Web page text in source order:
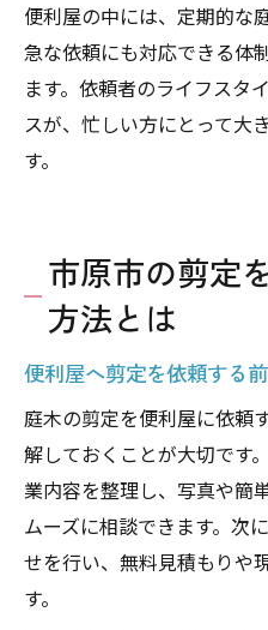
便利屋の中には、定期的な
急な依頼にも対応できる体
ます。依頼者のライフスタ
スが、忙しい方にとって大
す。
市原市の剪定
方法とは
便利屋へ剪定を依頼する
庭木の剪定を便利屋に依頼
解しておくことが大切です
業内容を整理し、写真や簡
ムーズに相談できます。次
せを行い、無料見積もりや
す。